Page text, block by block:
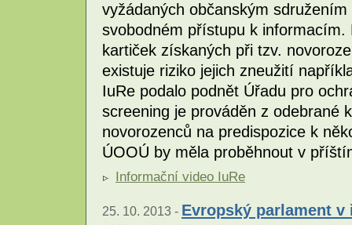
vyžádaných občanským
svobodném přístupu k
kartiček získaných při tzv.
existuje riziko jejich zneužití
IuRe podalo podnět Úřadu pro
screening je prováděn z odebrané
novorozenců na predispozice k
ÚOOÚ by měla proběhnout v
Informační video IuRe
25. 10. 2013 - Evropský parlament